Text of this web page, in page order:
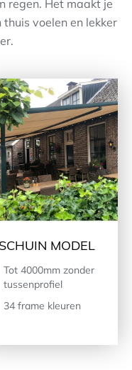
Contact
regen. Het maakt je
voelen en lekker
SCHUIN MODEL
Tot 4000mm zonder
tussenprofiel
34 frame kleuren